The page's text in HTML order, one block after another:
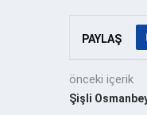
PAYLAŞ
önceki içerik
Şişli